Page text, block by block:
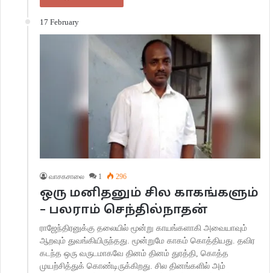
17 February
வாசகசாலை 1 296
ஒரு மனிதனும் சில காகங்களும்
– பலராம் செந்தில்நாதன்
ராஜேந்திரனுக்கு தலையில் மூன்று காயங்களாகி அவையாவும்
ஆறவும் துவங்கியிருந்தது. மூன்றுமே காகம் கொத்தியது. தவிர
கடந்த ஒரு வருடமாகவே தினம் தினம் துரத்தி, கொத்த
முயற்சித்துக் கொண்டிருக்கிறது. சில தினங்களில் அம்